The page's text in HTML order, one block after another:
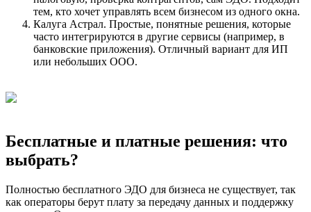
тем, кто хочет управлять всем бизнесом из одного окна.
Калуга Астрал. Простые, понятные решения, которые
часто интегрируются в другие сервисы (например, в
банковские приложения). Отличный вариант для ИП
или небольших ООО.
Бесплатные и платные решения: что
выбрать?
Полностью бесплатного ЭДО для бизнеса не существует, так
как операторы берут плату за передачу данных и поддержку